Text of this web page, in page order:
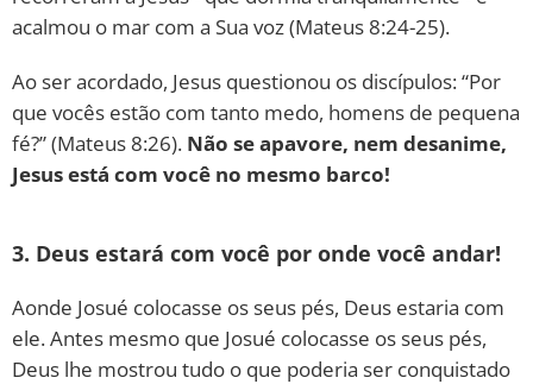
acalmou o mar com a Sua voz (Mateus 8:24-25).
Ao ser acordado, Jesus questionou os discípulos: “Por
que vocês estão com tanto medo, homens de pequena
fé?” (Mateus 8:26). Não se apavore, nem desanime,
Jesus está com você no mesmo barco!
3. Deus estará com você por onde você andar!
Aonde Josué colocasse os seus pés, Deus estaria com
ele. Antes mesmo que Josué colocasse os seus pés,
Deus lhe mostrou tudo o que poderia ser conquistado